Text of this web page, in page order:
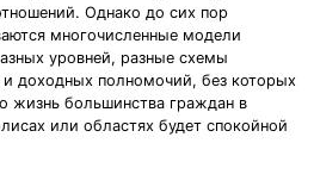
Однако до сих пор
многочисленные модели
уровней, разные схемы
и доходных полномочий, без которых
жизнь большинства граждан в
или областях будет спокойной